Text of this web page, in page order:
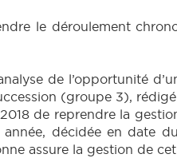
le déroulement
de l’opportunité
(groupe 3),
de reprendre la
décidée en date
assure la gestion de